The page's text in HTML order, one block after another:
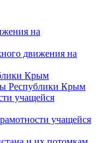
движения на
Республики Крым
учащейся